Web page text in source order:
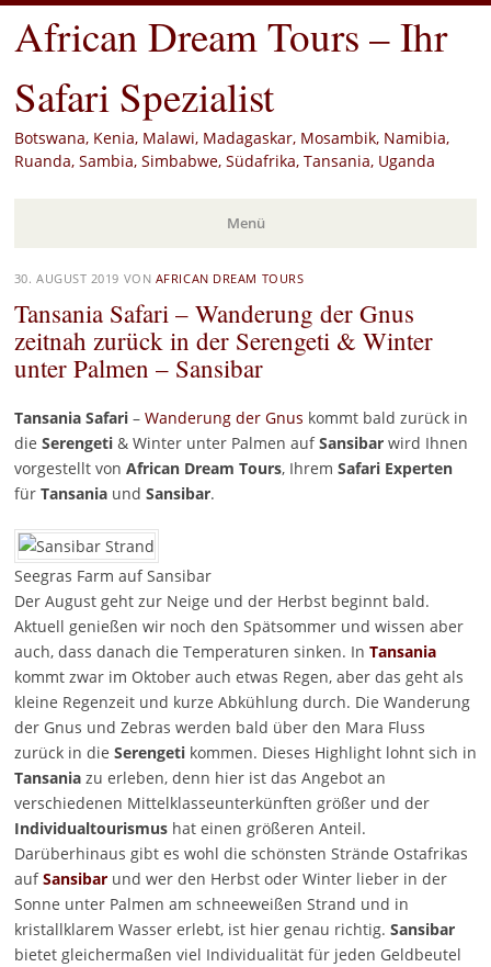
African Dream Tours – Ihr
Safari Spezialist
Botswana, Kenia, Malawi, Madagaskar, Mosambik, Namibia,
Ruanda, Sambia, Simbabwe, Südafrika, Tansania, Uganda
Menü
Zum
Inhalt
springen
30. AUGUST 2019 VON AFRICAN DREAM TOURS
Tansania Safari – Wanderung der Gnus
zeitnah zurück in der Serengeti & Winter
unter Palmen – Sansibar
Tansania Safari– Wanderung der Gnus kommt bald zurück in
die Serengeti& Winter unter Palmen aufSansibarwird Ihnen
vorgestellt von African Dream Tours, Ihrem Safari Experten
für Tansaniaund Sansibar.
Seegras Farm auf Sansibar
Der August geht zur Neige und der Herbst beginnt bald.
Aktuell genießen wir noch den Spätsommer und wissen aber
auch, dass danach die Temperaturen sinken. In Tansania
kommt zwar im Oktober auch etwas Regen, aber das geht als
kleine Regenzeit und kurze Abkühlung durch. Die Wanderung
der Gnus und Zebras werden bald über den Mara Fluss
zurück in die Serengetikommen. Dieses Highlight lohnt sich in
Tansaniazu erleben, denn hier ist das Angebot an
verschiedenen Mittelklasseunterkünften größer und der
Individualtourismushat einen größeren Anteil.
Darüberhinaus gibt es wohl die schönsten Strände Ostafrikas
aufSansibarund wer den Herbst oder Winter lieber in der
Sonne unter Palmen am schneeweißen Strand und in
kristallklarem Wasser erlebt, ist hier genau richtig. Sansibar
bietet gleichermaßen viel Individualität für jeden Geldbeutel